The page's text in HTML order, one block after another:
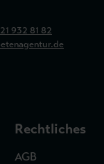
932 81 82
Rechtliches
AGB